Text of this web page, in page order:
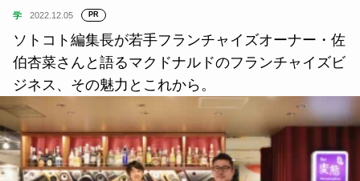
学 2022.12.05 PR
ソトコト編集長が若手フランチャイズオーナー・佐
伯杏菜さんと語るマクドナルドのフランチャイズビ
ジネス、その魅力とこれから。